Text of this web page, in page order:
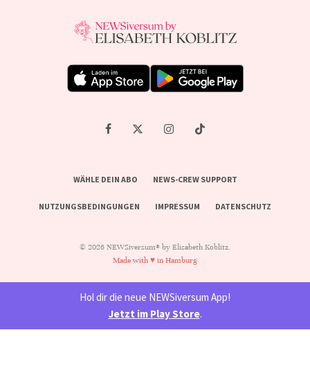
WÄHLE DEIN ABO NEWS-CREW SUPPORT
NUTZUNGSBEDINGUNGEN IMPRESSUM DATENSCHUTZ
© 2026 NEWSiversum® by Elisabeth Koblitz.
Made with ♥ in Hamburg
Hol dir die neue NEWSiversum App!
Jetzt im Play Store.